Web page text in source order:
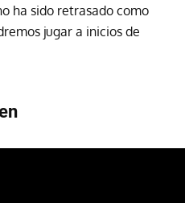
ha sido retrasado como
jugar a inicios de